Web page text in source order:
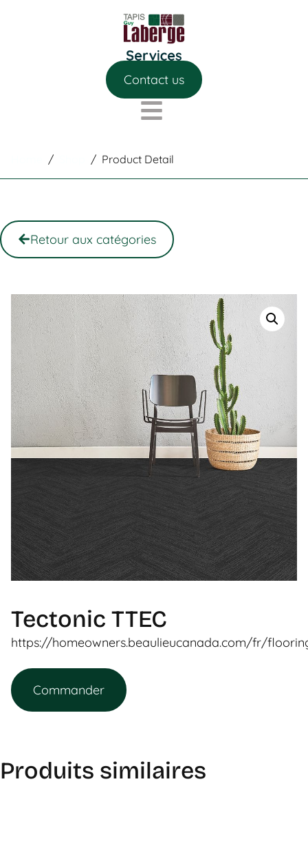
Contact us
/ / Product Detail
Retour aux catégories
Tectonic TTEC
https://homeowners.beaulieucanada.com/fr/
Commander
Produits similaires